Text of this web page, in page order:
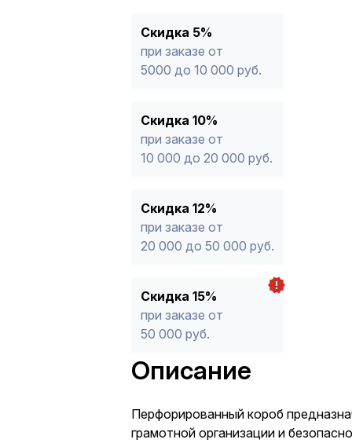
* -Для заказов, состоящих
продукции, максимальная скидка
Скидка 5%
при заказе от
5000 до 10 000 руб.
Скидка 10%
при заказе от
10 000 до 20 000 руб.
Скидка 12%
при заказе от
20 000 до 50 000 руб.
Скидка 15%
при заказе от
50 000 руб.
Описание
Перфорированный короб
грамотной организации и